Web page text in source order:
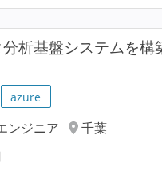
析基盤システムを
azure
ンジニア
千葉